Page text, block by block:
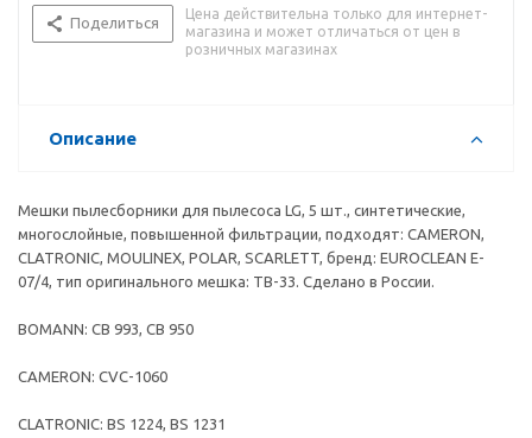
Поделиться
Цена действительна только для интернет-
магазина и может отличаться от цен в
розничных магазинах
Описание
Мешки пылесборники для пылесоса LG, 5 шт., синтетические,
многослойные, повышенной фильтрации, подходят: CAMERON,
CLATRONIC, MOULINEX, POLAR, SCARLETT, бренд: EUROCLEAN E-
07/4, тип оригинального мешка: TB-33. Сделано в России.
BOMANN: CB 993, CB 950
CAMERON: CVC-1060
CLATRONIC: BS 1224, BS 1231